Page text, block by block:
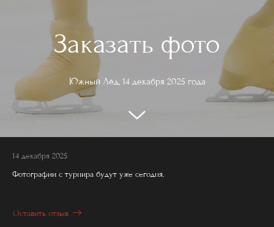
Заказать фото
Южный Лёд, 14 декабря 2025 года
14 декабря 2025
Фотографии с турнира будут уже сегодня.
Оставить отзыв